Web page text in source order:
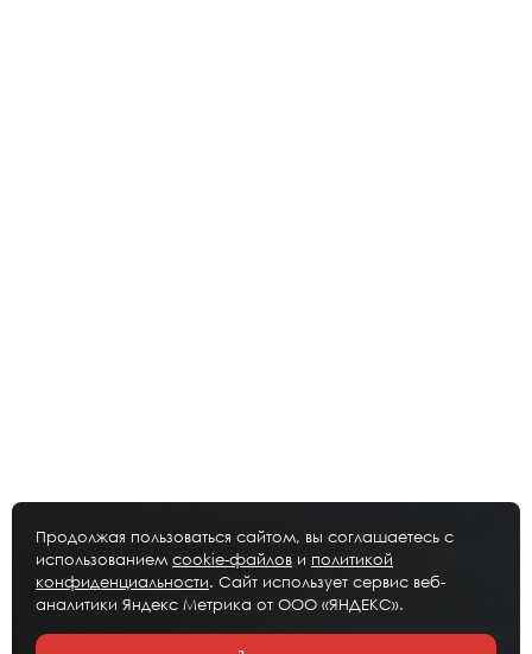
Продолжая пользоваться сайтом, вы соглашаетесь с
использованием cookie-файлов и политикой
конфиденциальности. Сайт использует сервис веб-
аналитики Яндекс Метрика от ООО «ЯНДЕКС».